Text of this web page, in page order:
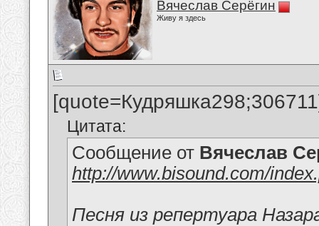
Вячеслав Серёгин
Живу я здесь
Цитата:
Сообщение от Вячеслав
http://www.bisound.com/
Песня из репертуара